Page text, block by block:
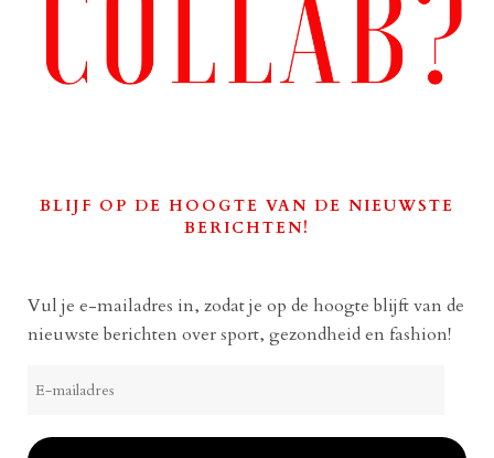
BLIJF OP DE HOOGTE VAN DE NIEUWSTE
BERICHTEN!
Vul je e-mailadres in, zodat je op de hoogte blijft van de
nieuwste berichten over sport, gezondheid en fashion!
mailadres